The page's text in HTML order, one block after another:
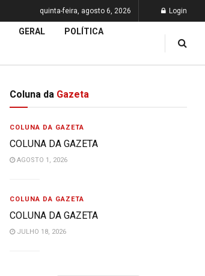
quinta-feira, agosto 6, 2026 Login
GERAL POLÍTICA
Coluna da Gazeta
COLUNA DA GAZETA
COLUNA DA GAZETA
AGOSTO 1, 2026
COLUNA DA GAZETA
COLUNA DA GAZETA
JULHO 18, 2026